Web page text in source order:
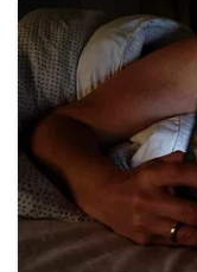
bulan.
Si comel itu bukan
tingkah laku aktif,
hadir ke situ
perang muda, serta
Baca:
Anak